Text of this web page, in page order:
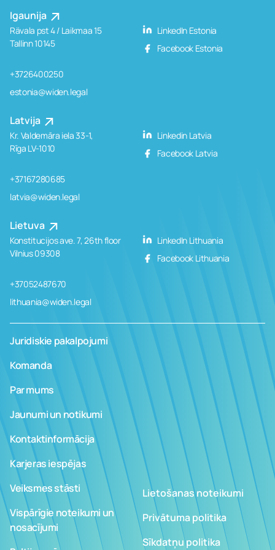
Igaunija
Rävala pst 4 / Laikmaa 15
Tallinn 10145
+3726400250
estonia@widen.legal
LinkedIn Estonia
Facebook Estonia
Latvija
Kr. Valdemāra iela 33-1,
Rīga LV-1010
+37167280685
latvia@widen.legal
Linkedin Latvia
Facebook Latvia
Lietuva
Konstitucijos ave. 7, 26th floor
Vilnius 09308
+37052487670
lithuania@widen.legal
LinkedIn Lithuania
Facebook Lithuania
Juridiskie pakalpojumi
Komanda
Par mums
Jaunumi un notikumi
Kontaktinformācija
Karjeras iespējas
Veiksmes stāsti
Vispārīgie noteikumi un
nosacījumi
Lietošanas noteikumi
Privātuma politika
Sīkdatņu politika